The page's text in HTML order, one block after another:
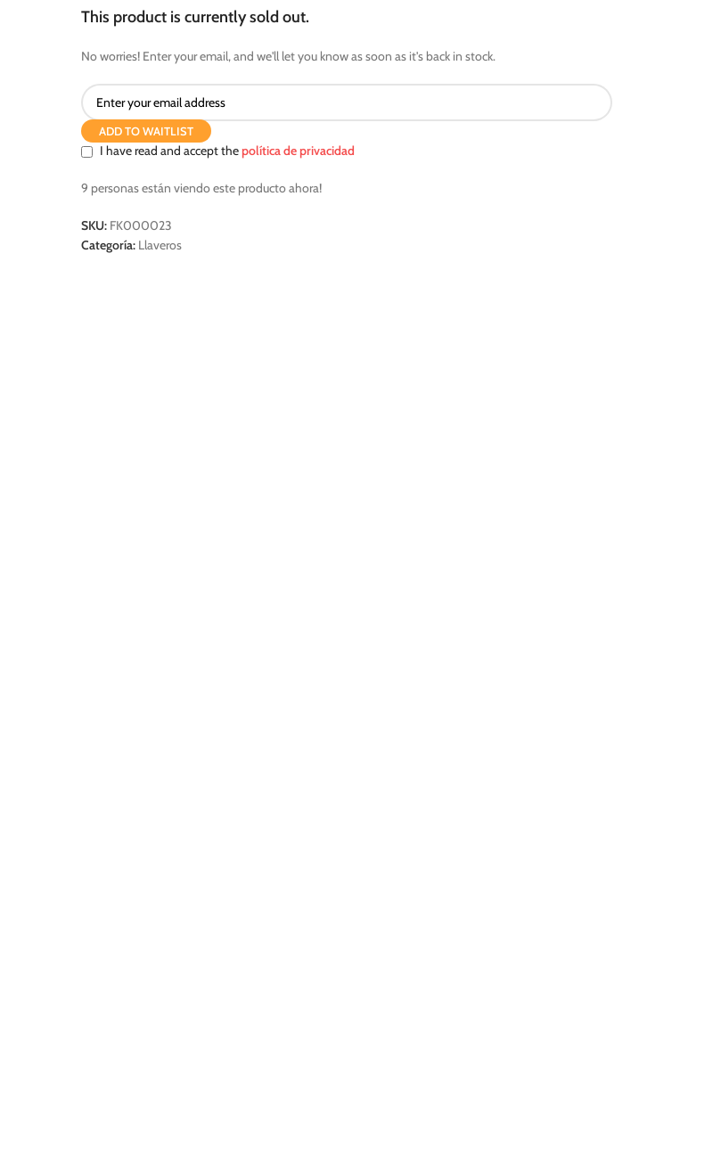
This product is currently sold out.
No worries! Enter your email, and we'll let you know as soon as it's back in stock.
ADD TO WAITLIST
I have read and accept thepolítica de privacidad
9 personas están viendo este producto ahora!
SKU: FK000023
Categoría: Llaveros